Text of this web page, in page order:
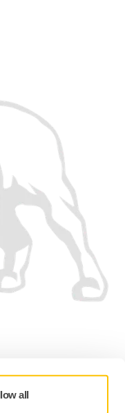
all